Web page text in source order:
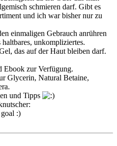
schmieren darf. Gibt es
und ich war bisher nur zu
einmaligen Gebrauch anrühren
unkompliziertes.
das auf der Haut bleiben darf.
Ebook zur Verfügung.
Glycerin, Natural Betaine,
und Tipps
:)